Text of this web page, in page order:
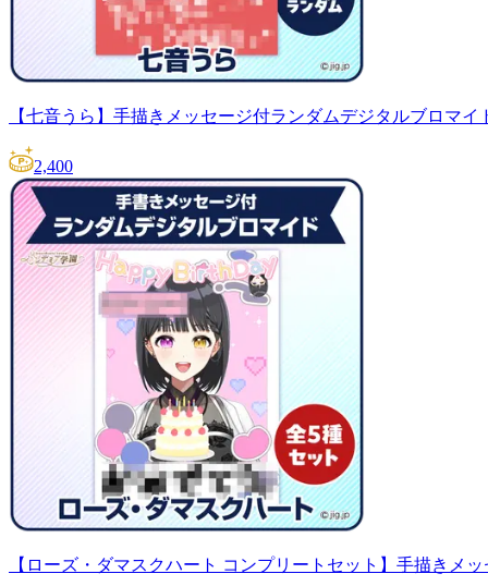
【七音うら】手描きメッセージ付ランダムデジタルブロマイ
2,400
【ローズ・ダマスクハート コンプリートセット】手描きメ